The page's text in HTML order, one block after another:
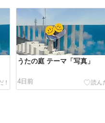
うたの庭 テーマ「写真」
4日前